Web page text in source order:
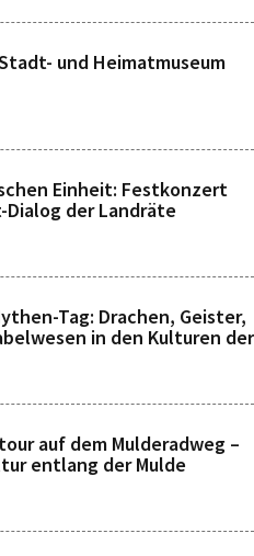
und Heimatmuseum
Einheit: Festkonzert
Dialog der Landräte
Tag: Drachen, Geister,
in den Kulturen der
auf dem Mulderadweg –
entlang der Mulde